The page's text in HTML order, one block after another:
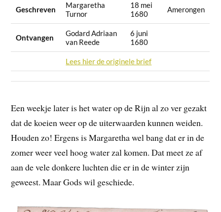
Geschreven
Margaretha
Turnor
18 mei
1680
Amerongen
Ontvangen
Godard Adriaan
van Reede
6 juni
1680
Lees hier de originele brief
Een weekje later is het water op de Rijn al zo ver gezakt
dat de koeien weer op de uiterwaarden kunnen weiden.
Houden zo! Ergens is Margaretha wel bang dat er in de
zomer weer veel hoog water zal komen. Dat meet ze af
aan de vele donkere luchten die er in de winter zijn
geweest. Maar Gods wil geschiede.